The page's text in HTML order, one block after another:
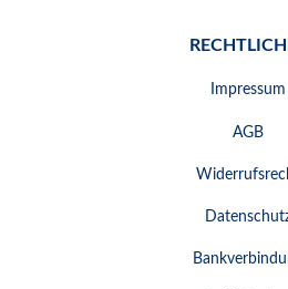
Impressum
AGB